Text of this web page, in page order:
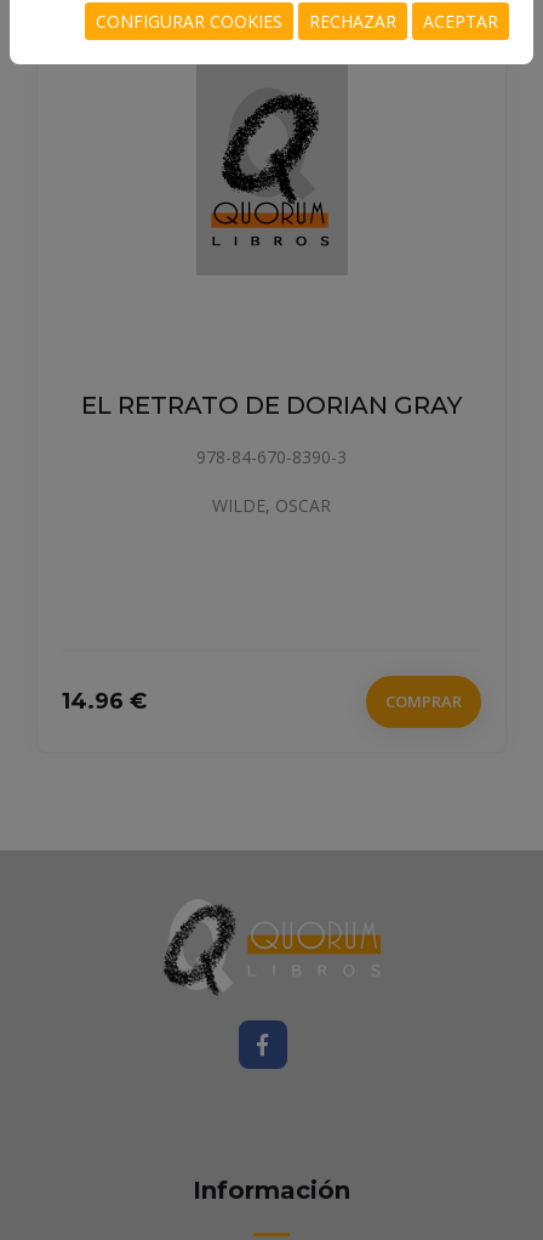
EL RETRATO DE DORIAN GRAY
978-84-670-8390-3
WILDE, OSCAR
14.96 € COMPRAR
Información
CONFIGURAR COOKIES RECHAZAR ACEPTAR